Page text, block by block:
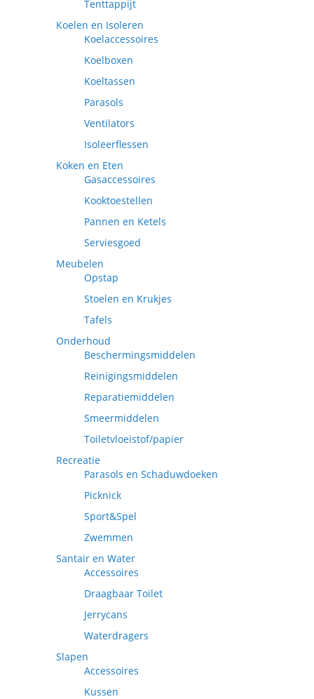
Tenttappijt
Koelen en Isoleren
Koelaccessoires
Koelboxen
Koeltassen
Parasols
Ventilators
Isoleerflessen
Koken en Eten
Gasaccessoires
Kooktoestellen
Pannen en Ketels
Serviesgoed
Meubelen
Opstap
Stoelen en Krukjes
Tafels
Onderhoud
Beschermingsmiddelen
Reinigingsmiddelen
Reparatiemiddelen
Smeermiddelen
Toiletvloeistof/papier
Recreatie
Parasols en Schaduwdoeken
Picknick
Sport&Spel
Zwemmen
Santair en Water
Accessoires
Draagbaar Toilet
Jerrycans
Waterdragers
Slapen
Accessoires
Kussen